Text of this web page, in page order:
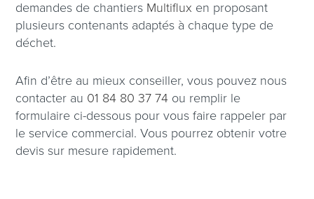
demandes de chantiers Multiflux en proposant
plusieurs contenants adaptés à chaque type de
déchet.
Afin d’être au mieux conseiller, vous pouvez nous
contacter au 01 84 80 37 74 ou remplir le
formulaire ci-dessous pour vous faire rappeler par
le service commercial. Vous pourrez obtenir votre
devis sur mesure rapidement.